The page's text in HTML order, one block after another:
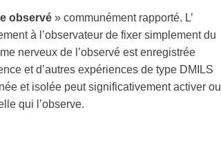
observé » communément rapporté. L’
à l’observateur de fixer simplement du
nerveux de l’observé est enregistrée
et d’autres expériences de type DMILS
et isolée peut significativement activer ou
qui l’observe.